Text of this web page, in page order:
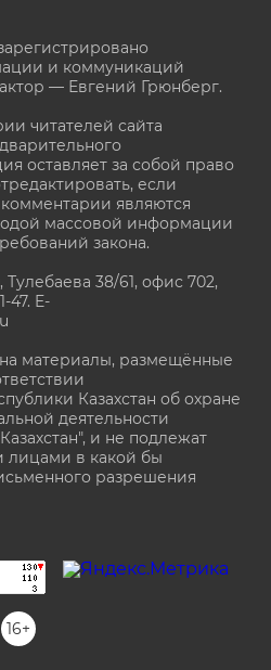
и коммуникаций
— Евгений Грюнберг.
читателей сайта
оставляет за собой право
если
являются
массовой информации
закона.
38/61, офис 702,
47. E-
материалы, размещённые
Казахстан об охране
деятельности
и не подлежат
лицами в какой бы
разрешения
16+